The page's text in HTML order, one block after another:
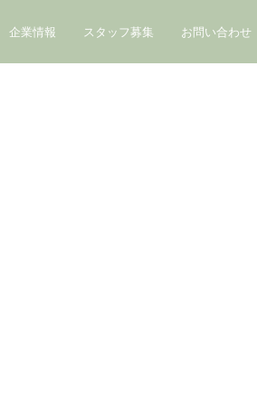
企業情報 スタッフ募集 お問い合わせ